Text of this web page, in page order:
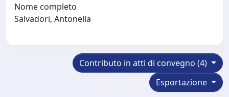
Nome completo
Salvadori, Antonella
Contributo in atti di convegno (4)
Esportazione